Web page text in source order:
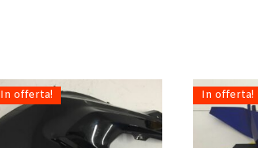
In offerta! In offerta!